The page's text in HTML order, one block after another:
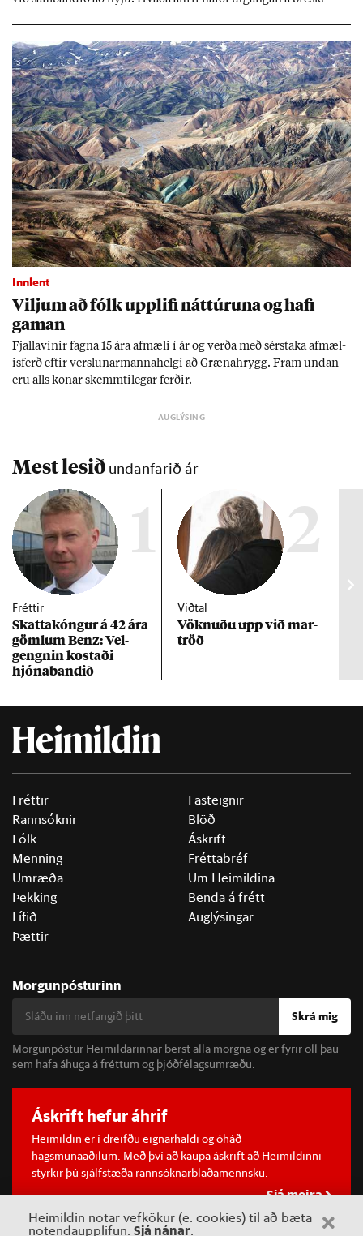
Innlent
Vilj­um að fólk upp­lifi nátt­úr­una og hafi
gam­an
Fjalla­vin­ir fagna 15 ára af­mæli í ár og verða með sér­staka af­mæl­
is­ferð eft­ir versl­un­ar­manna­helgi að Græna­hrygg. Fram und­an
eru alls kon­ar skemmti­leg­ar ferð­ir.
Mest lesið undanfarið ár
1
Fréttir
Skattakóng­ur á 42 ára
göml­um Benz: Vel­
gengn­in kostaði
hjóna­band­ið
2
Viðtal
Vökn­uðu upp við mar­
tröð
Fréttir
Rannsóknir
Fólk
Menning
Umræða
Þekking
Lífið
Þættir
Fasteignir
Blöð
Áskrift
Fréttabréf
Um Heimildina
Benda á frétt
Auglýsingar
Morgunpósturinn
Skrá mig
Morgunpóstur Heimildarinnar berst alla morgna og er fyrir öll þau
sem hafa áhuga á fréttum og þjóðfélagsumræðu.
Áskrift hefur áhrif
Heimildin er í dreifðu eignarhaldi og óháð
hagsmunaaðilum. Með því að kaupa áskrift að Heimildinni
styrkir þú sjálfstæða rannsóknarblaðamennsku.
Sjá meira
Heimildin notar vefkökur (e. cookies) til að bæta
notendaupplifun. Sjá nánar.